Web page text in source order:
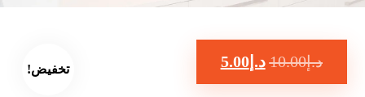
تخفيض! د.إ10.00 د.إ5.00